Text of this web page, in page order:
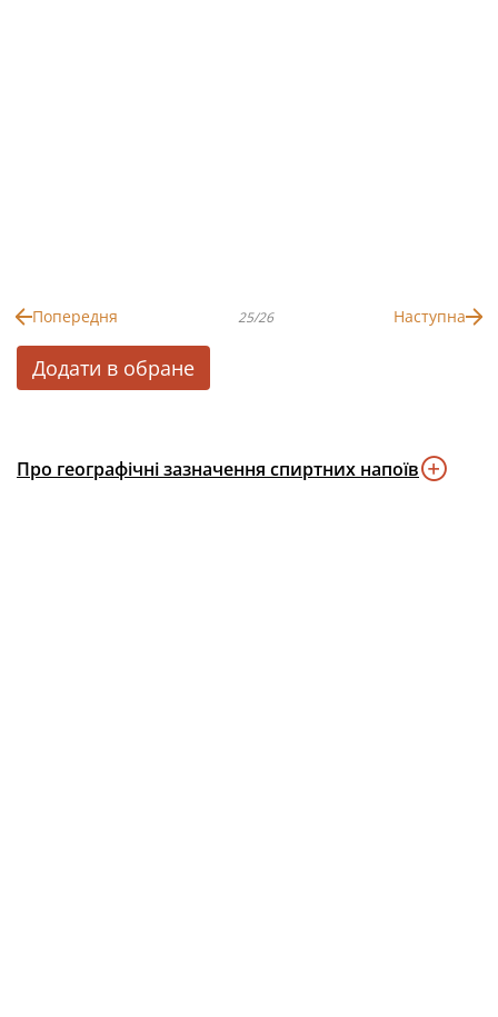
Попередня 25/26 Наступна
Додати в обране
Про географічні зазначення спиртних напоїв